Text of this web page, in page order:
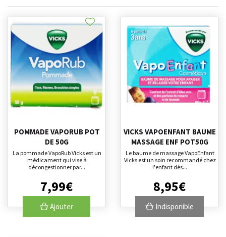
POMMADE VAPORUB POT
DE 50G
La pommade VapoRub Vicks est un
médicament qui vise à
décongestionner par...
7,99€
Ajouter
VICKS VAPOENFANT BAUME
MASSAGE ENF POT50G
Le baume de massage VapoEnfant
Vicks est un soin recommandé chez
l'enfant dès...
8,95€
Indisponible